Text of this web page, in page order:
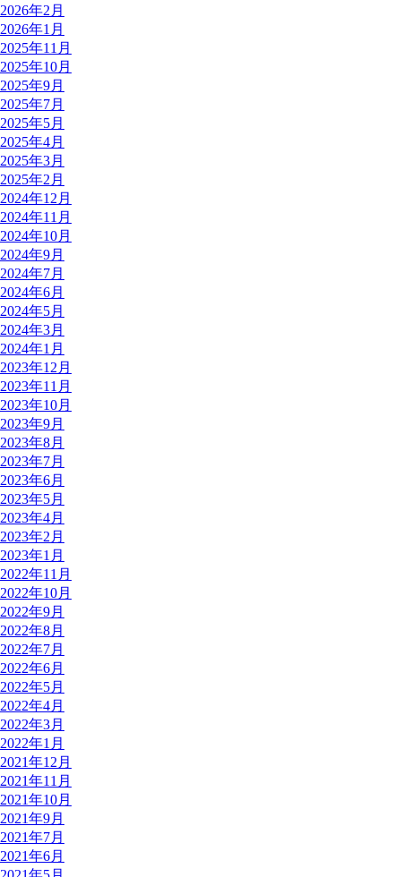
2026年2月
2026年1月
2025年11月
2025年10月
2025年9月
2025年7月
2025年5月
2025年4月
2025年3月
2025年2月
2024年12月
2024年11月
2024年10月
2024年9月
2024年7月
2024年6月
2024年5月
2024年3月
2024年1月
2023年12月
2023年11月
2023年10月
2023年9月
2023年8月
2023年7月
2023年6月
2023年5月
2023年4月
2023年2月
2023年1月
2022年11月
2022年10月
2022年9月
2022年8月
2022年7月
2022年6月
2022年5月
2022年4月
2022年3月
2022年1月
2021年12月
2021年11月
2021年10月
2021年9月
2021年7月
2021年6月